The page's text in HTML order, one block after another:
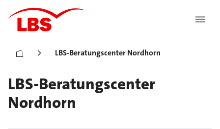
LBS-Beratungscenter Nordhorn
LBS-Beratungscenter
Nordhorn